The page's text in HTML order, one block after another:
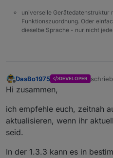
universelle Gerätedatenstruktur
Funktionszuordnung. Oder
dieselbe Sprache - nur nicht
DasBo1975 DEVELOPER
zuletzt
Hi zusammen,
ich empfehle euch, zeitnah
aktualisieren, wenn ihr
seid.
In der 1.3.3 kann es in